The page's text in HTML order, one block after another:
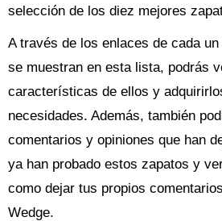
selección de los diez mejores
A través de los enlaces de cada
se muestran en esta lista, podrás
características de ellos y
necesidades. Además, también
comentarios y opiniones que han
ya han probado estos zapatos y
como dejar tus propios
Wedge.